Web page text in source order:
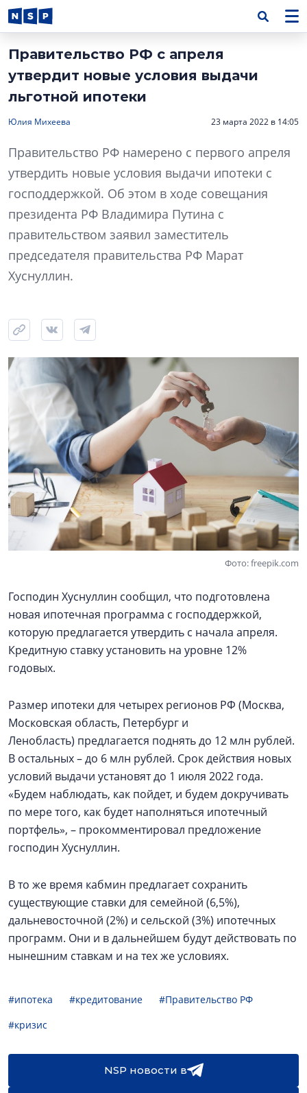
Правительство РФ с апреля
утвердит новые условия выдачи
льготной ипотеки
Юлия Михеева 23 марта 2022 в 14:05
Правительство РФ намерено с первого апреля
утвердить новые условия выдачи ипотеки с
господдержкой. Об этом в ходе совещания
президента РФ Владимира Путина с
правительством заявил заместитель
председателя правительства РФ Марат
Хуснуллин.
Фото: freepik.com
Господин Хуснуллин сообщил, что подготовлена
новая ипотечная программа с господдержкой,
которую предлагается утвердить с начала апреля.
Кредитную ставку установить на уровне 12%
годовых.
Размер ипотеки для четырех регионов РФ (Москва,
Московская область, Петербург и
Ленобласть) предлагается поднять до 12 млн рублей.
В остальных – до 6 млн рублей. Срок действия новых
условий выдачи установят до 1 июля 2022 года.
«Будем наблюдать, как пойдет, и будем докручивать
по мере того, как будет наполняться ипотечный
портфель», – прокомментировал предложение
господин Хуснуллин.
В то же время кабмин предлагает сохранить
существующие ставки для семейной (6,5%),
дальневосточной (2%) и сельской (3%) ипотечных
программ. Они и в дальнейшем будут действовать по
нынешним ставкам и на тех же условиях.
#ипотека #кредитование
#Правительство РФ
#кризис
NSP новости в